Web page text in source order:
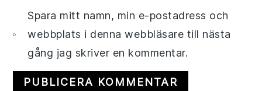
Spara mitt namn, min e-postadress och
webbplats i denna webbläsare till nästa
gång jag skriver en kommentar.